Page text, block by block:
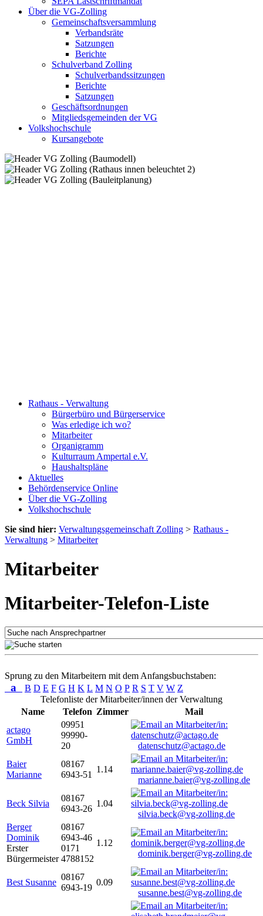
Über die VG-Zolling
Gemeinschaftsversammlung
Verbandsräte
Satzungen
Berichte
Schulverband Zolling
Schulverbandssitzungen
Berichte
Satzungen
Geschäftsordnungen
Mitgliedsgemeinden der VG
Volkshochschule
Kursangebote
Rathaus - Verwaltung
Bürgerbüro und Bürgerservice
Was erledige ich wo?
Mitarbeiter
Organigramm
Kulturraum Ampertal e.V.
Haushaltspläne
Aktuelles
Behördenservice Online
Über die VG-Zolling
Volkshochschule
Sie sind hier: Verwaltungsgemeinschaft Zolling > Rathaus -
Verwaltung > Mitarbeiter
Mitarbeiter
Mitarbeiter-Telefon-Liste
Sprung zu den Mitarbeitern mit dem Anfangsbuchstaben:
a B D E F G H K L M N O P R S T V W Z
Telefonliste der Mitarbeiter/innen der Verwaltung
Name
Telefon Zimmer
Mail
actago
GmbH
09951
99990-
20
datenschutz@actago.de
Baier
Marianne
08167
6943-51
1.14
marianne.baier@vg-zolling.de
Beck Silvia
08167
6943-26
1.04
silvia.beck@vg-zolling.de
Berger
Dominik
Erster
Bürgermeister
08167
6943-46
0171
4788152
1.12
dominik.berger@vg-zolling.de
Best Susanne
08167
6943-19
0.09
susanne.best@vg-zolling.de